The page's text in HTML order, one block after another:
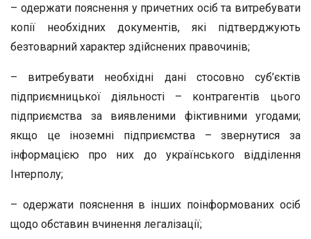
– одержати пояснення у причетних осіб та витребувати
копії необхідних документів, які підтверджують
безтоварний характер здійснених правочинів;
– витребувати необхідні дані стосовно суб’єктів
підприємницької діяльності – контрагентів цього
підприємства за виявленими фіктивними угодами;
якщо це іноземні підприємства – звернутися за
інформацією про них до українського відділення
Інтерполу;
– одержати пояснення в інших поінформованих осіб
щодо обставин вчинення легалізації;